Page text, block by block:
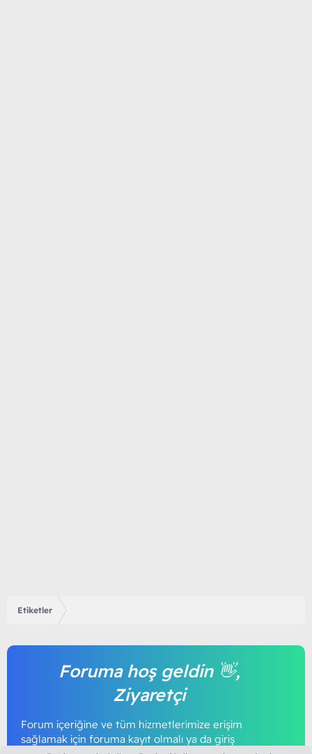
Etiketler
Foruma hoş geldin 👋,
Ziyaretçi
Forum içeriğine ve tüm hizmetlerimize erişim
sağlamak için foruma kayıt olmalı ya da giriş